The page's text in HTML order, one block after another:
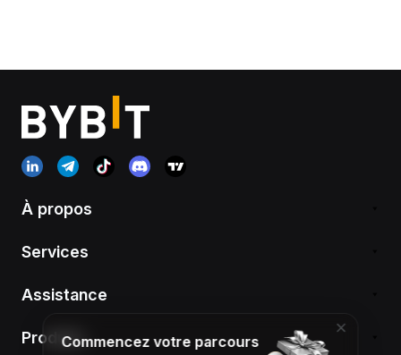
À propos
Services
Assistance
ProduitsCommencez votre parcours